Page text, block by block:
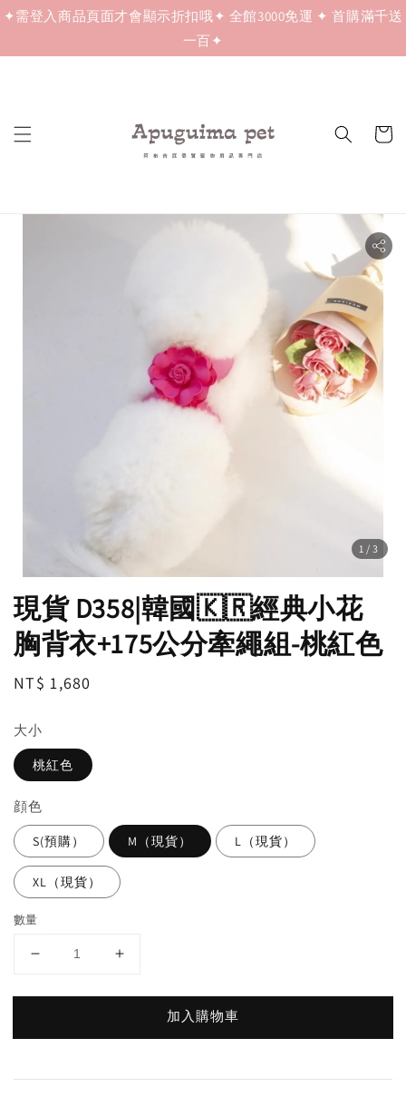
✦需登入商品頁面才會顯示折扣哦✦ 全館3000免運 ✦ 首購滿千送
一百✦
1 /3
現貨 D358|韓國🇰🇷經典小花
胸背衣+175公分牽繩組-桃紅色
Regular
NT$ 1,680
大小
桃紅色
顔色
S(預購） M（現貨） L（現貨）
XL（現貨）
數量
加入購物車